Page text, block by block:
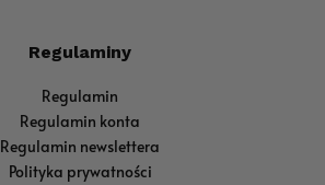
Regulaminy
Regulamin
Regulamin konta
Regulamin newslettera
Polityka prywatności